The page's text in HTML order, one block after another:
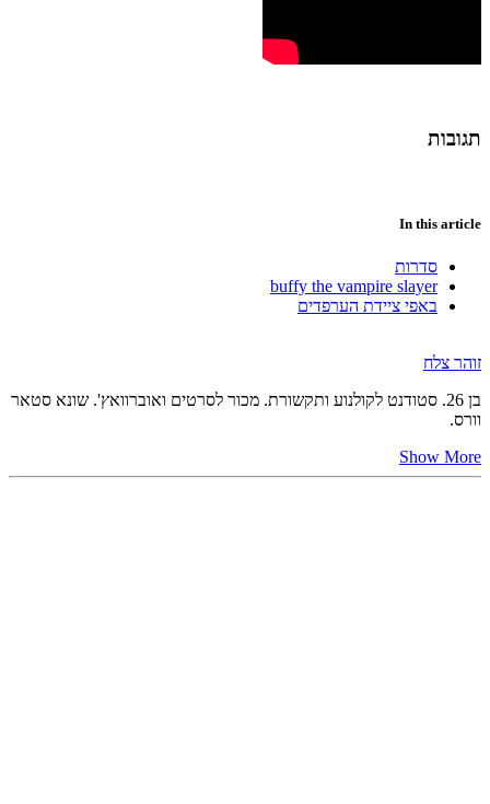
תגובות
In this article
סדרות
buffy the vampire slayer
באפי ציידת הערפדים
זוהר צלח
בן 26. סטודנט לקולנוע ותקשורת. מכור לסרטים ואוברוואץ'. שונא סטאר
וורס.
Show More